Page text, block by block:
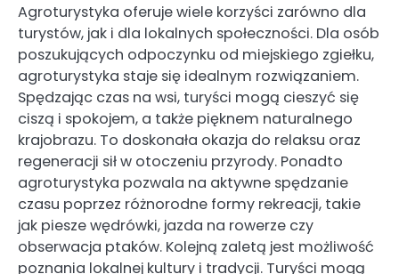
Agroturystyka oferuje wiele korzyści zarówno dla
turystów, jak i dla lokalnych społeczności. Dla osób
poszukujących odpoczynku od miejskiego zgiełku,
agroturystyka staje się idealnym rozwiązaniem.
Spędzając czas na wsi, turyści mogą cieszyć się
ciszą i spokojem, a także pięknem naturalnego
krajobrazu. To doskonała okazja do relaksu oraz
regeneracji sił w otoczeniu przyrody. Ponadto
agroturystyka pozwala na aktywne spędzanie
czasu poprzez różnorodne formy rekreacji, takie
jak piesze wędrówki, jazda na rowerze czy
obserwacja ptaków. Kolejną zaletą jest możliwość
poznania lokalnej kultury i tradycji. Turyści mogą